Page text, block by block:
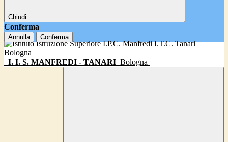
Chiudi
Conferma
Annulla Conferma
I. I. S. MANFREDI - TANARI Bologna